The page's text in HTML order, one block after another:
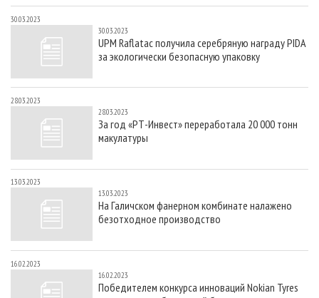
30.03.2023
30.03.2023
UPM Raflatac получила серебряную награду PIDA
за экологически безопасную упаковку
28.03.2023
28.03.2023
За год «РТ-Инвест» переработала 20 000 тонн
макулатуры
13.03.2023
13.03.2023
На Галичском фанерном комбинате налажено
безотходное производство
16.02.2023
16.02.2023
Победителем конкурса инноваций Nokian Tyres